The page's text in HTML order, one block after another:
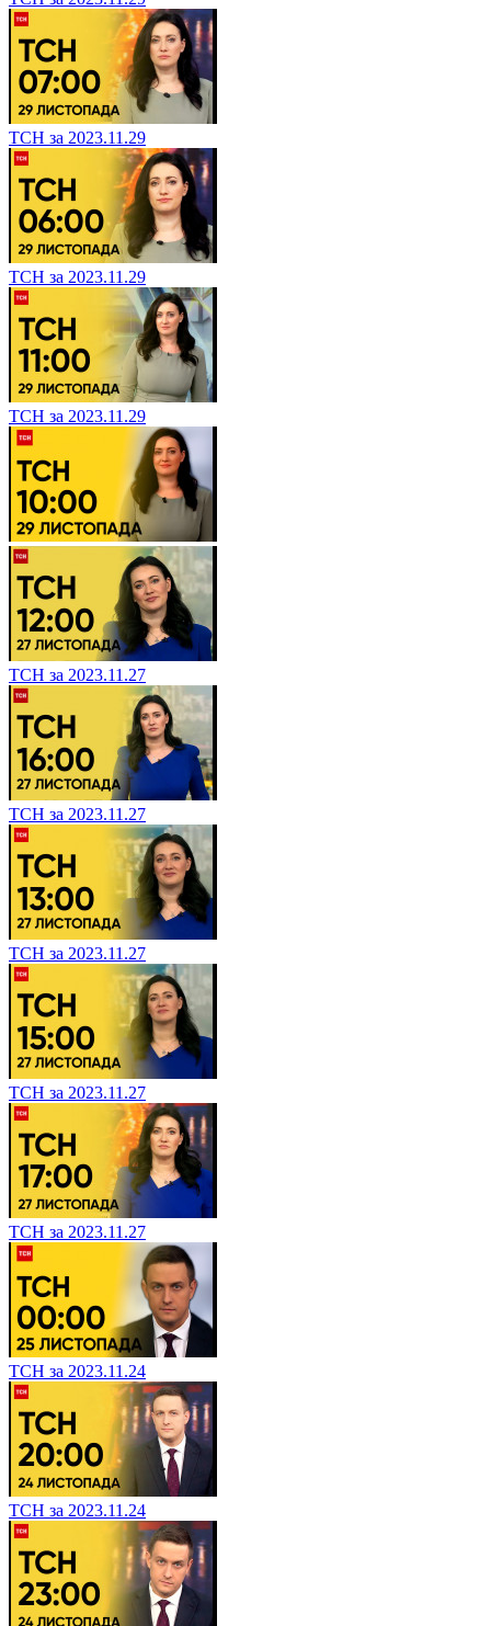
ТСН за 2023.11.29
ТСН за 2023.11.29
ТСН за 2023.11.29
ТСН за 2023.11.27
ТСН за 2023.11.27
ТСН за 2023.11.27
ТСН за 2023.11.27
ТСН за 2023.11.27
ТСН за 2023.11.24
ТСН за 2023.11.24